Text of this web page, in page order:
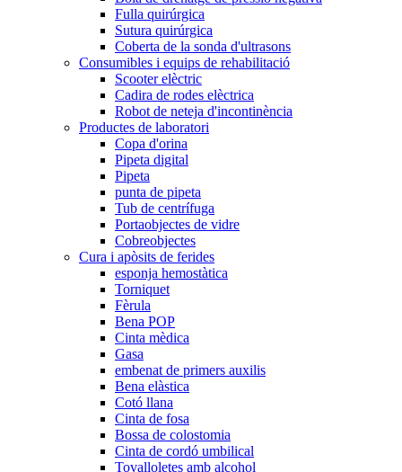
Fulla quirúrgica
Sutura quirúrgica
Coberta de la sonda d'ultrasons
Consumibles i equips de rehabilitació
Scooter elèctric
Cadira de rodes elèctrica
Robot de neteja d'incontinència
Productes de laboratori
Copa d'orina
Pipeta digital
Pipeta
punta de pipeta
Tub de centrífuga
Portaobjectes de vidre
Cobreobjectes
Cura i apòsits de ferides
esponja hemostàtica
Torniquet
Fèrula
Bena POP
Cinta mèdica
Gasa
embenat de primers auxilis
Bena elàstica
Cotó llana
Cinta de fosa
Bossa de colostomia
Cinta de cordó umbilical
Tovalloletes amb alcohol